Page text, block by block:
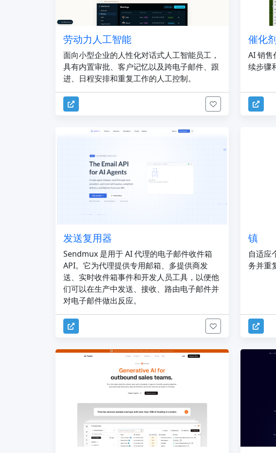
劳动力人工智能
面向小型企业的人性化对话式人工智能员工，
具有内置审批、客户记忆以及跨电子邮件、跟
进、日程安排和重复工作的人工控制。
催化
AI 销售
续步骤
发送复用器
Sendmux 是用于 AI 代理的电子邮件收件箱
API。它为代理提供专用邮箱、多提供商发
送、实时收件箱事件和开发人员工具，以便他
们可以在生产中发送、接收、路由电子邮件并
对电子邮件做出反应。
镇
自适应
务并重